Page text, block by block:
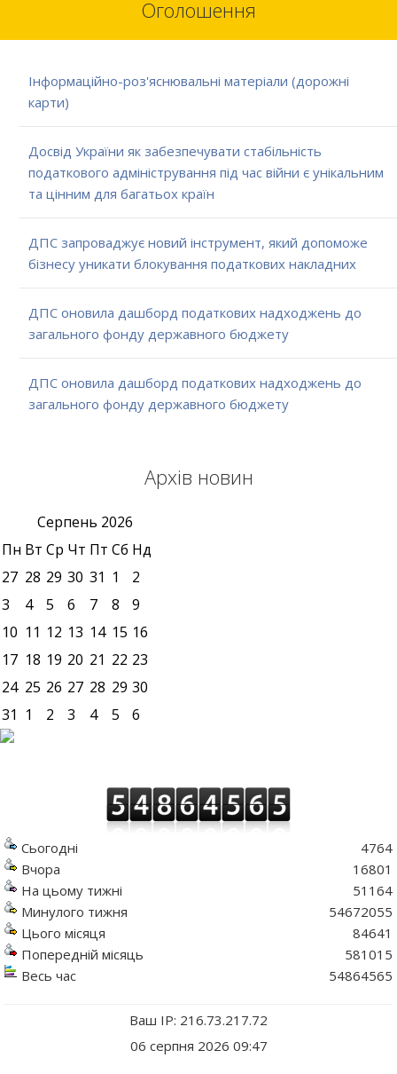
Оголошення
Інформаційно-роз'яснювальні матеріали (дорожні
карти)
Досвід України як забезпечувати стабільність
податкового адміністрування під час війни є унікальним
та цінним для багатьох країн
ДПС запроваджує новий інструмент, який допоможе
бізнесу уникати блокування податкових накладних
ДПС оновила дашборд податкових надходжень до
загального фонду державного бюджету
ДПС оновила дашборд податкових надходжень до
загального фонду державного бюджету
Архів новин
Серпень 2026
Пн Вт Ср Чт Пт Сб Нд
27 28 29 30 31 1
2
3
4 5 6 7 8
9
10 11 12 13 14 15 16
17 18 19 20 21 22 23
24 25 26 27 28 29 30
31 1 2 3 4 5 6
Сьогодні
Вчора
На цьому тижні
Минулого тижня
Цього місяця
Попередній місяць
Весь час
4764
16801
51164
54672055
84641
581015
54864565
Ваш IP: 216.73.217.72
06 серпня 2026 09:47